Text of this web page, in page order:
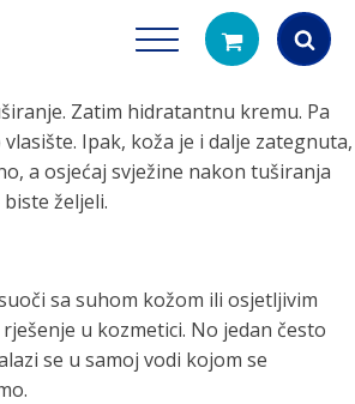
Products
search
Zatim hidratantnu kremu. Pa
Ipak, koža je i dalje zategnuta,
a osjećaj svježine nakon tuširanja
željeli.
sa suhom kožom ili osjetljivim
u kozmetici. No jedan često
se u samoj vodi kojom se